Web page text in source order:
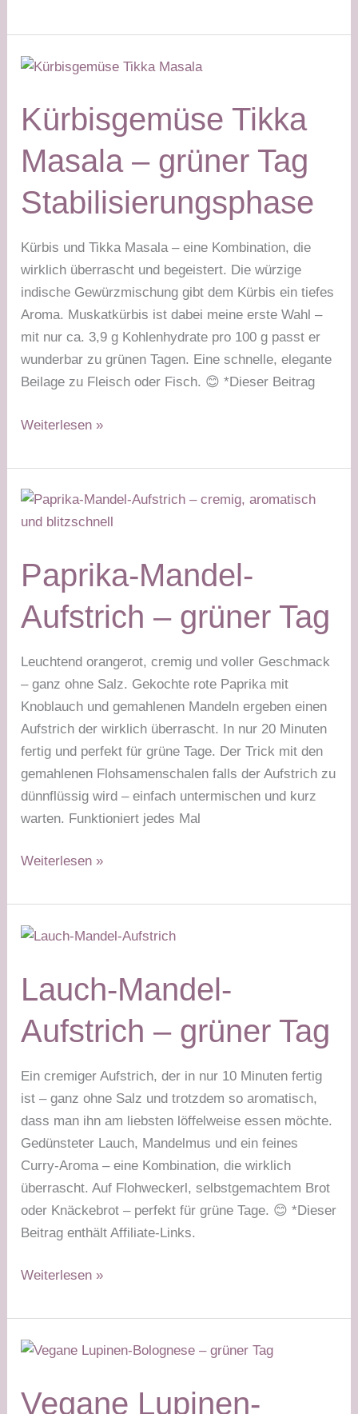
Brokkolipesto
–
Kürbisgemüse Tikka
Masala – grüner Tag
Stabilisierungsphase
Kürbis und Tikka Masala – eine Kombination, die
wirklich überrascht und begeistert. Die würzige
indische Gewürzmischung gibt dem Kürbis ein tiefes
Aroma. Muskatkürbis ist dabei meine erste Wahl –
mit nur ca. 3,9 g Kohlenhydrate pro 100 g passt er
wunderbar zu grünen Tagen. Eine schnelle, elegante
Beilage zu Fleisch oder Fisch. 😊 *Dieser Beitrag
Kürbisgemüse
Masala
–
grüner
Weiterlesen »
Paprika-Mandel-
Aufstrich – grüner Tag
Leuchtend orangerot, cremig und voller Geschmack
– ganz ohne Salz. Gekochte rote Paprika mit
Knoblauch und gemahlenen Mandeln ergeben einen
Aufstrich der wirklich überrascht. In nur 20 Minuten
fertig und perfekt für grüne Tage. Der Trick mit den
gemahlenen Flohsamenschalen falls der Aufstrich zu
dünnflüssig wird – einfach untermischen und kurz
warten. Funktioniert jedes Mal
Paprika-
Aufstrich
–
Weiterlesen »
Lauch-Mandel-
Aufstrich – grüner Tag
Ein cremiger Aufstrich, der in nur 10 Minuten fertig
ist – ganz ohne Salz und trotzdem so aromatisch,
dass man ihn am liebsten löffelweise essen möchte.
Gedünsteter Lauch, Mandelmus und ein feines
Curry-Aroma – eine Kombination, die wirklich
überrascht. Auf Flohweckerl, selbstgemachtem Brot
oder Knäckebrot – perfekt für grüne Tage. 😊 *Dieser
Beitrag enthält Affiliate-Links.
Lauch-
Aufstrich
–
Weiterlesen »
Vegane Lupinen-